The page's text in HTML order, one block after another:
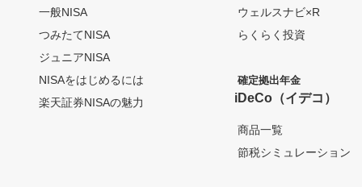
一般NISA
つみたてNISA
ジュニアNISA
NISAをはじめるには
楽天証券NISAの魅力
ウェルスナビ×R
らくらく投資
確定拠出年金
iDeCo（イデコ）
商品一覧
節税シミュレーション